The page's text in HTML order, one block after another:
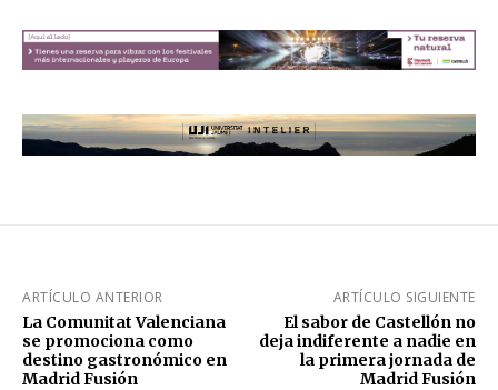
ARTÍCULO ANTERIOR
La Comunitat Valenciana
se promociona como
destino gastronómico en
Madrid Fusión
ARTÍCULO SIGUIENTE
El sabor de Castellón no
deja indiferente a nadie en
la primera jornada de
Madrid Fusión